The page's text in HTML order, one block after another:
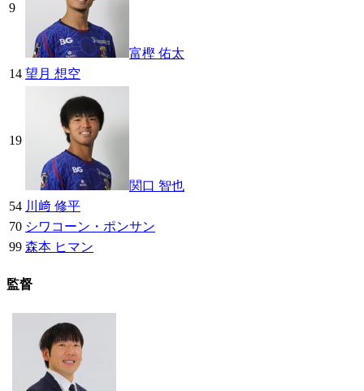
9
富樫 佑太
14 望月 想空
19
関口 智也
54 川﨑 修平
70 シワコーン・ポンサン
99 森本 ヒマン
監督